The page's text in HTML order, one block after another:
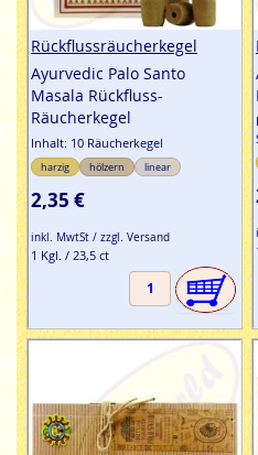
Rückflussräucherkegel
Ayurvedic Palo Santo
Masala Rückfluss-
Räucherkegel
Inhalt: 10 Räucherkegel
harzig hölzern linear
2,35 €
inkl. MwtSt / zzgl. Versand
1 Kgl. / 23,5 ct